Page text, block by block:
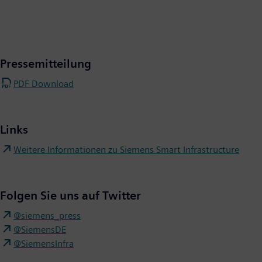
Pressemitteilung
PDF Download
Links
Weitere Informationen zu Siemens Smart Infrastructure
Folgen Sie uns auf Twitter
@siemens_press
@SiemensDE
@SiemensInfra